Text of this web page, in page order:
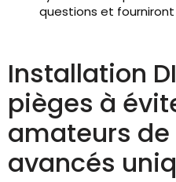
questions et
Installation
pièges à
amateurs
avancés